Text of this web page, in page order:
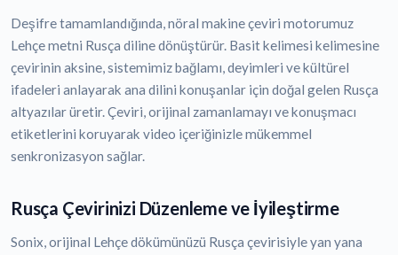
Deşifre tamamlandığında, nöral makine çeviri motorumuz
Lehçe metni Rusça diline dönüştürür. Basit kelimesi kelimesine
çevirinin aksine, sistemimiz bağlamı, deyimleri ve kültürel
ifadeleri anlayarak ana dilini konuşanlar için doğal gelen Rusça
altyazılar üretir. Çeviri, orijinal zamanlamayı ve konuşmacı
etiketlerini koruyarak video içeriğinizle mükemmel
senkronizasyon sağlar.
Rusça Çevirinizi Düzenleme ve İyileştirme
Sonix, orijinal Lehçe dökümünüzü Rusça çevirisiyle yan yana